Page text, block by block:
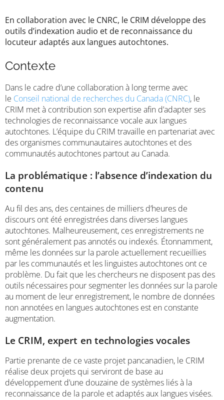
En collaboration avec le CNRC, le CRIM développe des
outils d’indexation audio et de reconnaissance du
locuteur adaptés aux langues autochtones.
Contexte
Dans le cadre d’une collaboration à long terme avec
le Conseil national de recherches du Canada (CNRC), le
CRIM met à contribution son expertise afin d’adapter ses
technologies de reconnaissance vocale aux langues
autochtones. L’équipe du CRIM travaille en partenariat avec
des organismes communautaires autochtones et des
communautés autochtones partout au Canada.
La problématique : l’absence d’indexation du
contenu
Au fil des ans, des centaines de milliers d’heures de
discours ont été enregistrées dans diverses langues
autochtones. Malheureusement, ces enregistrements ne
sont généralement pas annotés ou indexés. Étonnamment,
même les données sur la parole actuellement recueillies
par les communautés et les linguistes autochtones ont ce
problème. Du fait que les chercheurs ne disposent pas des
outils nécessaires pour segmenter les données sur la parole
au moment de leur enregistrement, le nombre de données
non annotées en langues autochtones est en constante
augmentation.
Le CRIM, expert en technologies vocales
Partie prenante de ce vaste projet pancanadien, le CRIM
réalise deux projets qui serviront de base au
développement d’une douzaine de systèmes liés à la
reconnaissance de la parole et adaptés aux langues visées.